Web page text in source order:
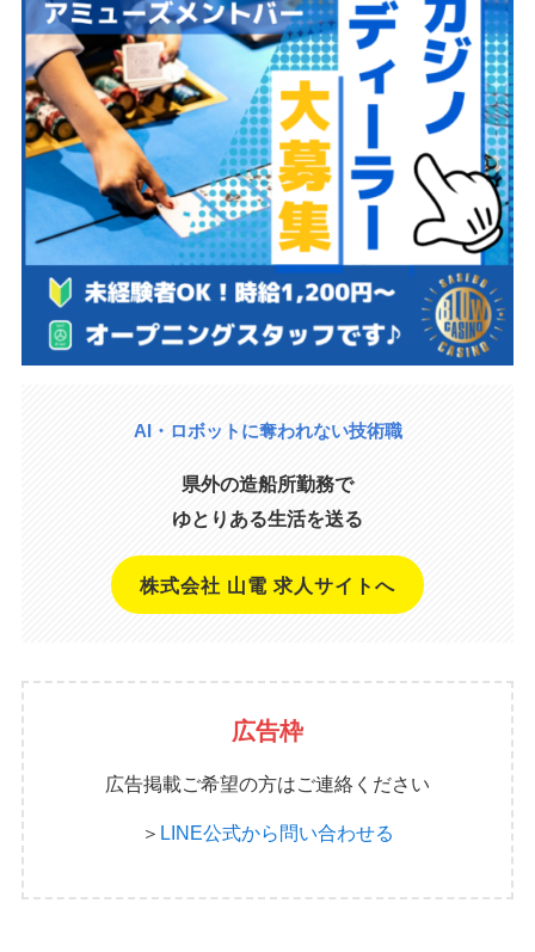
AI・ロボットに奪われない技術職
県外の造船所勤務で
ゆとりある生活を送る
株式会社 山電 求人サイトへ
広告枠
広告掲載ご希望の方はご連絡ください
＞ LINE公式から問い合わせる